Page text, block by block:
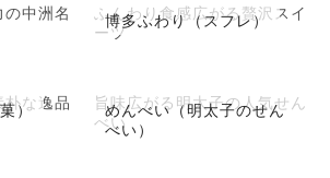
中洲名
博多ふわり（スフレ）
ふんわり食感広がる贅沢スイ
ーツ
）
な逸品
めんべい（明太子のせん
べい）
旨味広がる明太子の人気せん
べい